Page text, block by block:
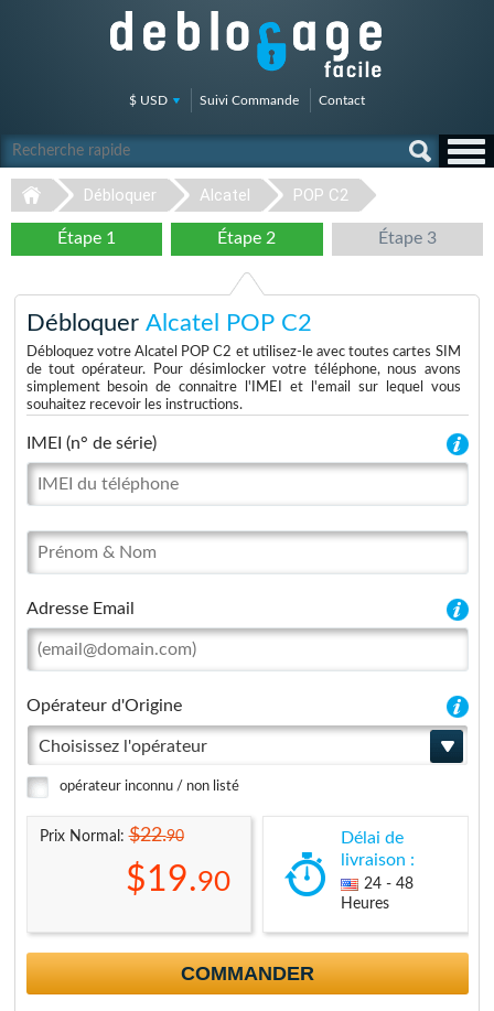
$ USD Suivi Commande Contact
Débloquer Alcatel POP C2
Étape 1 Étape 2 Étape 3
Débloquer Alcatel POP C2
Débloquez votre Alcatel POP C2 et utilisez-le avec toutes cartes SIM
de tout opérateur. Pour désimlocker votre téléphone, nous avons
simplement besoin de connaitre l'IMEI et l'email sur lequel vous
souhaitez recevoir les instructions.
IMEI (n° de série)
Adresse Email
Opérateur d'Origine
Choisissez l'opérateur
opérateur inconnu / non listé
Prix Normal:$22.90
$19.90
Délai de
livraison :
24 - 48
Heures
COMMANDER